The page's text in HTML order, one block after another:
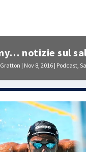
notizie sul
| Nov 8, 2016 | Podcast